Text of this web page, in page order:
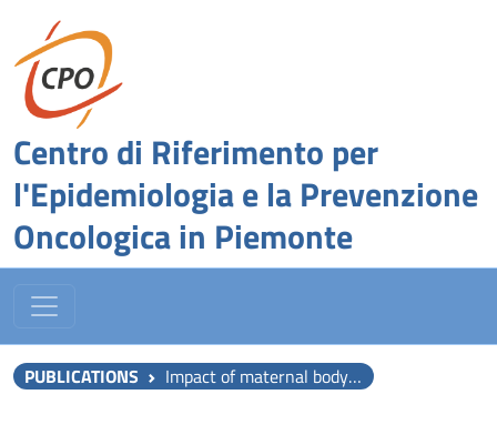
Centro di Riferimento per
l'Epidemiologia e la Prevenzione
Oncologica in Piemonte
PUBLICATIONS Impact of maternal body mass index and gestational weight gain on pregnancy complications: an individual participant data meta-analysis of European, North American, and Australian cohorts.